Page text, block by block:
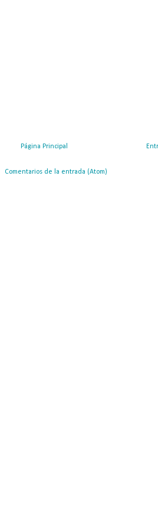
Página Principal
Comentarios de la entrada (Atom)